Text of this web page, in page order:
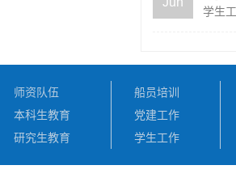
学生
师资队伍
本科生教育
研究生教育
船员培训
党建工作
学生工作